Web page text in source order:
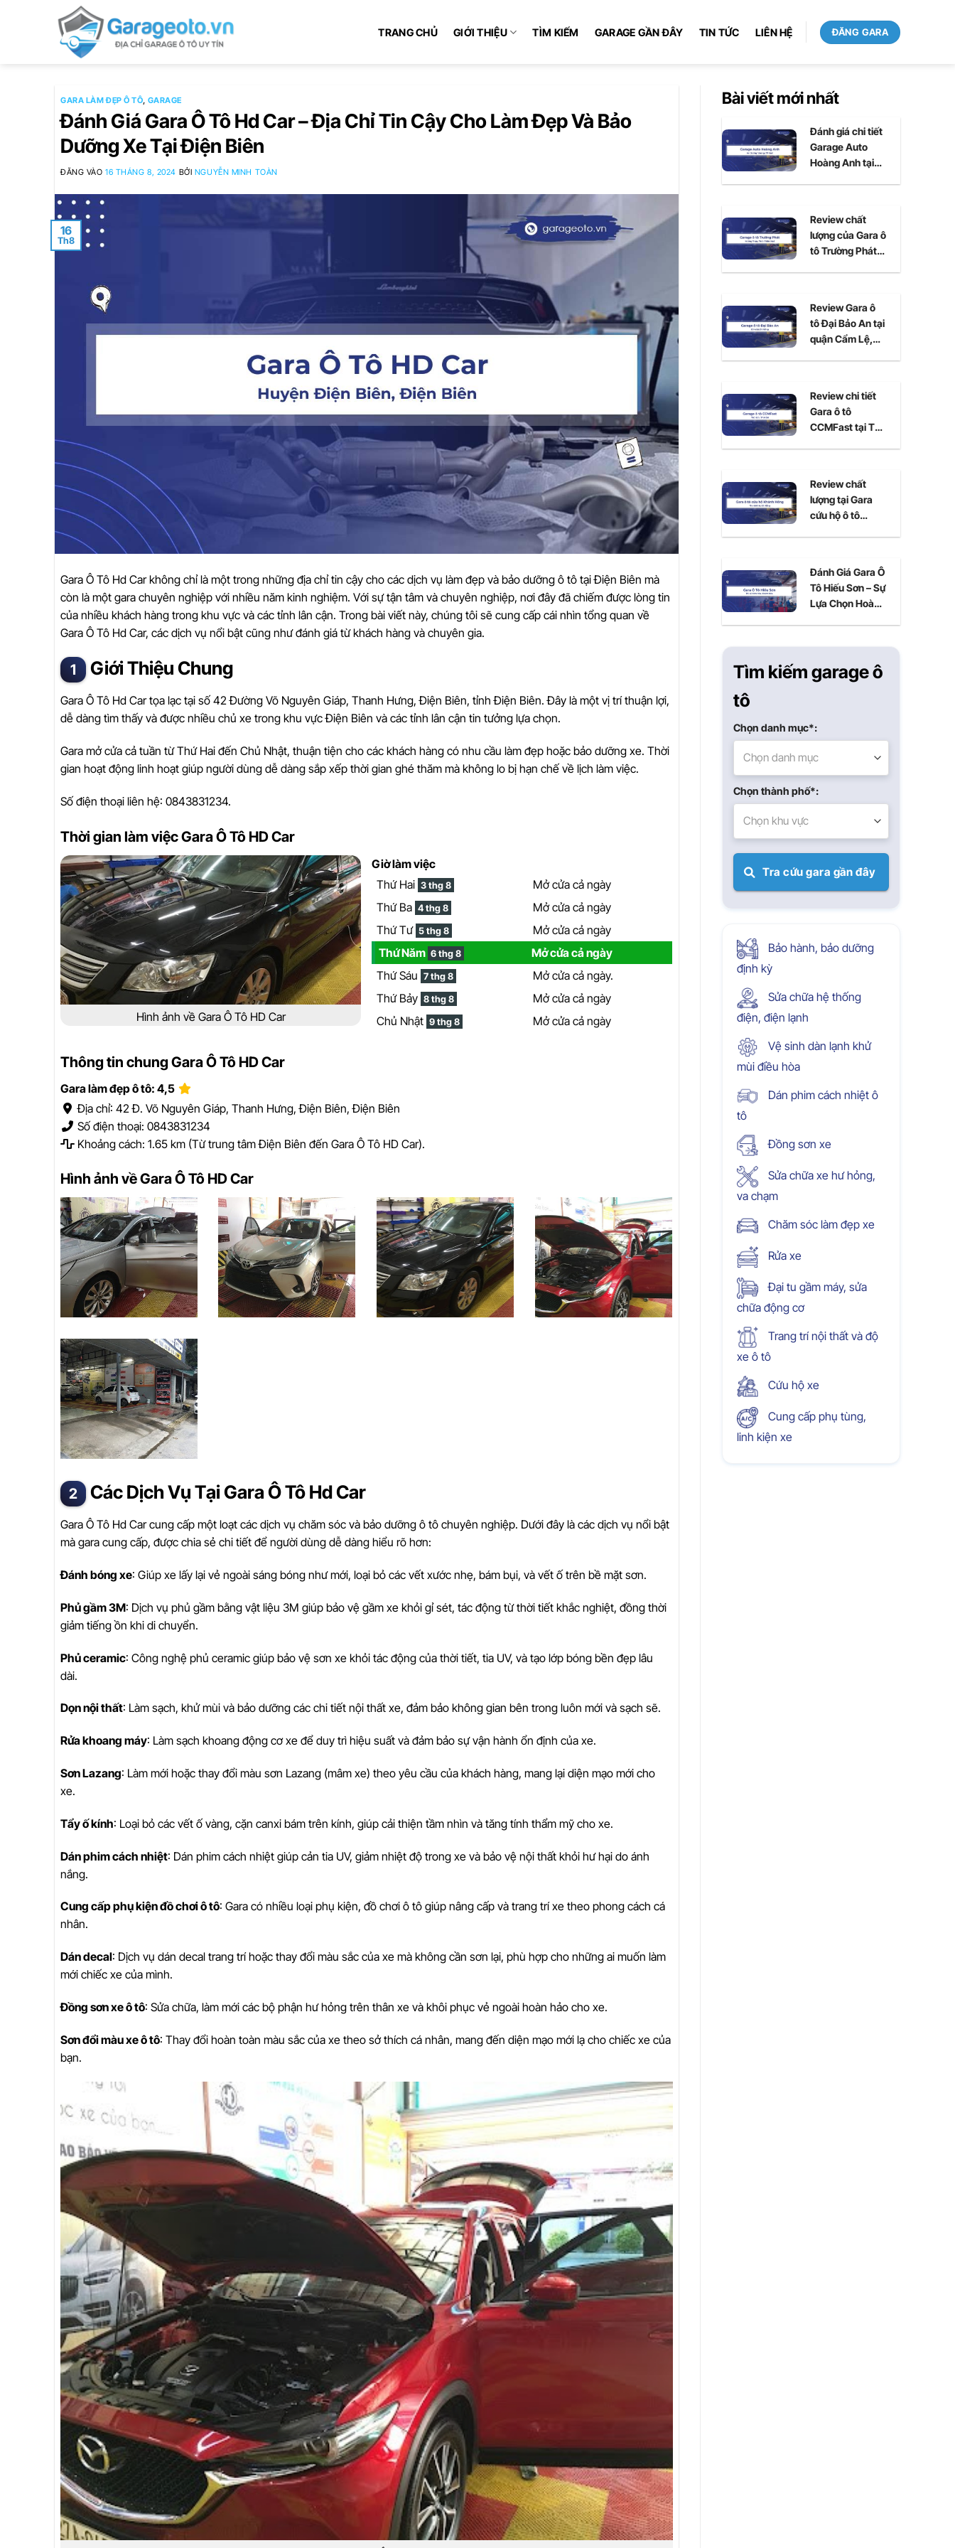
TRANG CHỦ GIỚI THIỆU TÌM KIẾM GARAGE GẦN ĐÂY TIN TỨC LIÊN HỆ ĐĂNG GARA
GARA LÀM ĐẸP Ô TÔ, GARAGE
Đánh Giá Gara Ô Tô Hd Car – Địa Chỉ Tin Cậy Cho Làm Đẹp Và Bảo
Dưỡng Xe Tại Điện Biên
ĐĂNG VÀO16 THÁNG 8, 2024 BỞI NGUYỄN MINH TOÀN
16
Th8
Gara Ô Tô Hd Car không chỉ là một trong những địa chỉ tin cậy cho các dịch vụ làm đẹp và bảo dưỡng ô tô tại Điện Biên mà
còn là một gara chuyên nghiệp với nhiều năm kinh nghiệm. Với sự tận tâm và chuyên nghiệp, nơi đây đã chiếm được lòng tin
của nhiều khách hàng trong khu vực và các tỉnh lân cận. Trong bài viết này, chúng tôi sẽ cung cấp cái nhìn tổng quan về
Gara Ô Tô Hd Car, các dịch vụ nổi bật cũng như đánh giá từ khách hàng và chuyên gia.
Giới Thiệu Chung
Gara Ô Tô Hd Car tọa lạc tại số 42 Đường Võ Nguyên Giáp, Thanh Hưng, Điện Biên, tỉnh Điện Biên. Đây là một vị trí thuận lợi,
dễ dàng tìm thấy và được nhiều chủ xe trong khu vực Điện Biên và các tỉnh lân cận tin tưởng lựa chọn.
Gara mở cửa cả tuần từ Thứ Hai đến Chủ Nhật, thuận tiện cho các khách hàng có nhu cầu làm đẹp hoặc bảo dưỡng xe. Thời
gian hoạt động linh hoạt giúp người dùng dễ dàng sắp xếp thời gian ghé thăm mà không lo bị hạn chế về lịch làm việc.
Số điện thoại liên hệ: 0843831234.
Thời gian làm việc Gara Ô Tô HD Car
Hình ảnh về Gara Ô Tô HD Car
Giờ làm việc
Thứ Hai 3 thg 8
Mở cửa cả ngày
Thứ Ba 4 thg 8
Mở cửa cả ngày
Thứ Tư 5 thg 8
Mở cửa cả ngày
Thứ Năm 6 thg 8
Mở cửa cả ngày
Thứ Sáu 7 thg 8
Mở cửa cả ngày.
Thứ Bảy 8 thg 8
Mở cửa cả ngày
Chủ Nhật 9 thg 8 Mở cửa cả ngày
Thông tin chung Gara Ô Tô HD Car
Gara làm đẹp ô tô: 4,5
Địa chỉ: 42 Đ. Võ Nguyên Giáp, Thanh Hưng, Điện Biên, Điện Biên
Số điện thoại: 0843831234
Khoảng cách: 1.65 km (Từ trung tâm Điện Biên đến Gara Ô Tô HD Car).
Hình ảnh về Gara Ô Tô HD Car
Các Dịch Vụ Tại Gara Ô Tô Hd Car
Gara Ô Tô Hd Car cung cấp một loạt các dịch vụ chăm sóc và bảo dưỡng ô tô chuyên nghiệp. Dưới đây là các dịch vụ nổi bật
mà gara cung cấp, được chia sẻ chi tiết để người dùng dễ dàng hiểu rõ hơn:
Đánh bóng xe: Giúp xe lấy lại vẻ ngoài sáng bóng như mới, loại bỏ các vết xước nhẹ, bám bụi, và vết ố trên bề mặt sơn.
Phủ gầm 3M: Dịch vụ phủ gầm bằng vật liệu 3M giúp bảo vệ gầm xe khỏi gỉ sét, tác động từ thời tiết khắc nghiệt, đồng thời
giảm tiếng ồn khi di chuyển.
Phủ ceramic: Công nghệ phủ ceramic giúp bảo vệ sơn xe khỏi tác động của thời tiết, tia UV, và tạo lớp bóng bền đẹp lâu
dài.
Dọn nội thất: Làm sạch, khử mùi và bảo dưỡng các chi tiết nội thất xe, đảm bảo không gian bên trong luôn mới và sạch sẽ.
Rửa khoang máy: Làm sạch khoang động cơ xe để duy trì hiệu suất và đảm bảo sự vận hành ổn định của xe.
Sơn Lazang: Làm mới hoặc thay đổi màu sơn Lazang (mâm xe) theo yêu cầu của khách hàng, mang lại diện mạo mới cho
xe.
Tẩy ố kính: Loại bỏ các vết ố vàng, cặn canxi bám trên kính, giúp cải thiện tầm nhìn và tăng tính thẩm mỹ cho xe.
Dán phim cách nhiệt: Dán phim cách nhiệt giúp cản tia UV, giảm nhiệt độ trong xe và bảo vệ nội thất khỏi hư hại do ánh
nắng.
Cung cấp phụ kiện đồ chơi ô tô: Gara có nhiều loại phụ kiện, đồ chơi ô tô giúp nâng cấp và trang trí xe theo phong cách cá
nhân.
Dán decal: Dịch vụ dán decal trang trí hoặc thay đổi màu sắc của xe mà không cần sơn lại, phù hợp cho những ai muốn làm
mới chiếc xe của mình.
Đồng sơn xe ô tô: Sửa chữa, làm mới các bộ phận hư hỏng trên thân xe và khôi phục vẻ ngoài hoàn hảo cho xe.
Sơn đổi màu xe ô tô: Thay đổi hoàn toàn màu sắc của xe theo sở thích cá nhân, mang đến diện mạo mới lạ cho chiếc xe của
bạn.
Bài viết mới nhất
Đánh giá chi tiết
Garage Auto
Hoàng Anh tại
Review chất
lượng của Gara ô
tô Trường Phát
Review Gara ô
tô Đại Bảo An tại
quận Cẩm Lệ,
Review chi tiết
Gara ô tô
CCMFast tại Thủ
Review chất
lượng tại Gara
cứu hộ ô tô
Đánh Giá Gara Ô
Tô Hiếu Sơn – Sự
Lựa Chọn Hoàn
Tìm kiếm garage ô
tô
Chọn danh mục*:
Chọn danh mục
Chọn thành phố*:
Chọn khu vực
Tra cứu gara gần đây
Bảo hành, bảo dưỡng
định kỳ
Sửa chữa hệ thống
điện, điện lạnh
Vệ sinh dàn lạnh khử
mùi điều hòa
Dán phim cách nhiệt ô
tô
Đồng sơn xe
Sửa chữa xe hư hỏng,
va chạm
Chăm sóc làm đẹp xe
Rửa xe
Đại tu gầm máy, sửa
chữa động cơ
Trang trí nội thất và độ
xe ô tô
Cứu hộ xe
Cung cấp phụ tùng,
linh kiện xe